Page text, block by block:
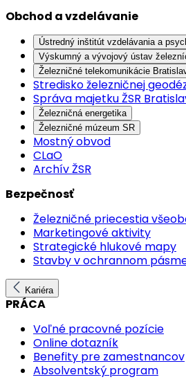
Obchod a vzdelávanie
Ústredný inštitút vzdelávania a
Výskumný a vývojový ústav
Železničné telekomunikácie
Stredisko železničnej
Správa majetku ŽSR
Železničná energetika
Železničné múzeum SR
Mostný obvod
CLaO
Archív ŽSR
Bezpečnosť
Železničné priecestia
Marketingové aktivity
Strategické hlukové mapy
Stavby v ochrannom
Kariéra
PRÁCA
Voľné pracovné pozície
Online dotazník
Benefity pre zamestnancov
Absolventský program